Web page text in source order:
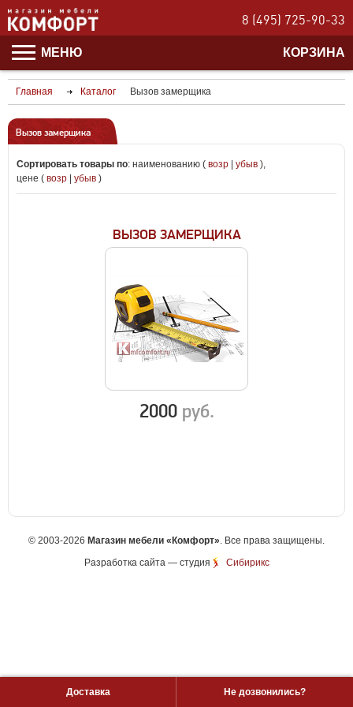
8 (495) 725-90-33
МЕНЮ КОРЗИНА
Главная Каталог Вызов замерщика
Вызов замерщика
Сортировать товары по: наименованию ( возр убыв ),
цене ( возр убыв )
ВЫЗОВ ЗАМЕРЩИКА
2000 руб.
Доставка Не дозвонились?
© 2003-2026 Магазин мебели «Комфорт». Все права защищены.
Разработка сайта— студия Сибирикс